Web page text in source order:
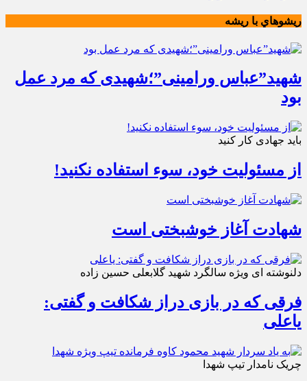
ريشوهاي با ريشه
شهید”عباس ورامینی”؛شهیدی که مرد عمل
بود
باید جهادی کار کنید
از مسئولیت خود، سوء استفاده نکنید!
شهادت آغاز خوشبختی است
دلنوشته ای ویژه سالگرد شهید گلابعلی حسین زاده
فرقی که در بازی دراز شکافت و گفتی:
یاعلی
چریک نامدار تیپ شهدا